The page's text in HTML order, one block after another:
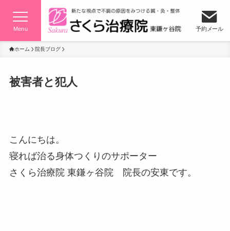
予約メール
Menu
ホーム 院長ブログ
被害者と犯人
こんにちは。
寝れば治る身体つくりのサポーター
さくら治療院 東鎌ヶ谷院 院長の安東です。